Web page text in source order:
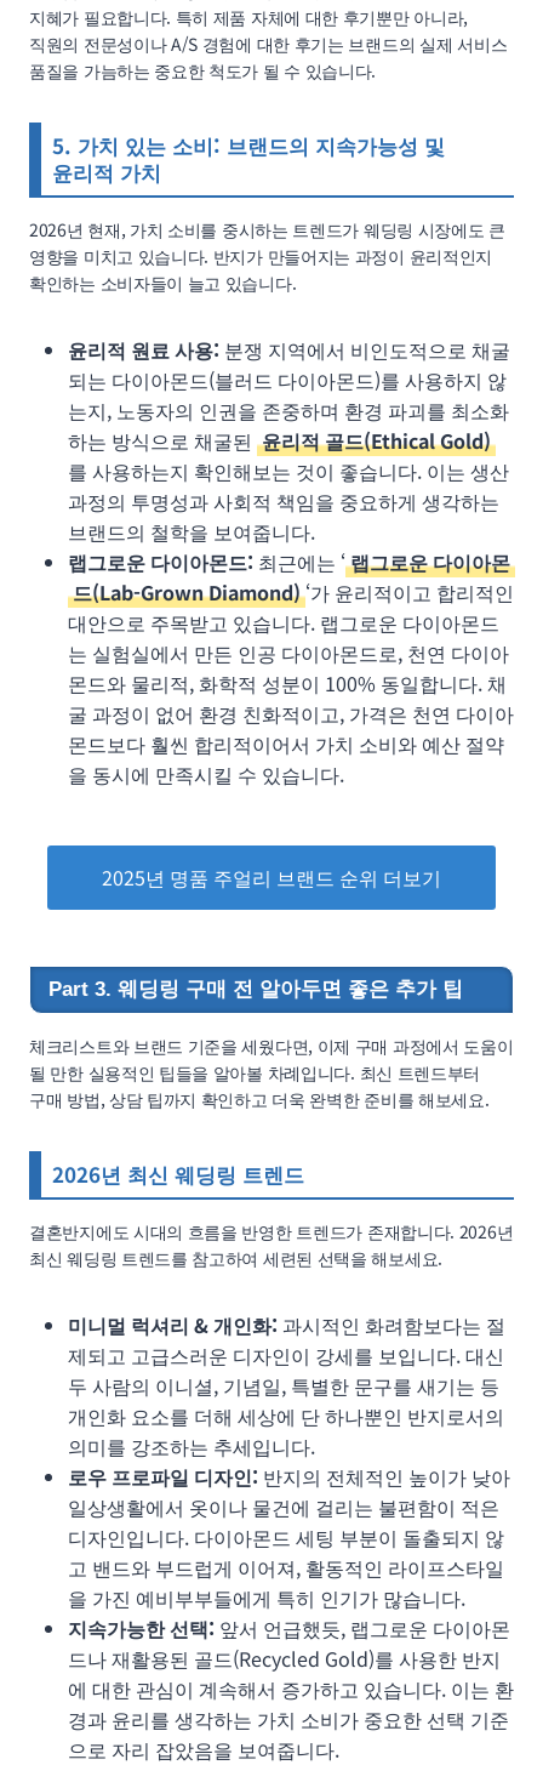
지혜가 필요합니다. 특히 제품 자체에 대한 후기뿐만 아니라,
직원의 전문성이나 A/S 경험에 대한 후기는 브랜드의 실제 서비스
품질을 가늠하는 중요한 척도가 될 수 있습니다.
5. 가치 있는 소비: 브랜드의 지속가능성 및
윤리적 가치
2026년 현재, 가치 소비를 중시하는 트렌드가 웨딩링 시장에도 큰
영향을 미치고 있습니다. 반지가 만들어지는 과정이 윤리적인지
확인하는 소비자들이 늘고 있습니다.
윤리적 원료 사용: 분쟁 지역에서 비인도적으로 채굴
되는 다이아몬드(블러드 다이아몬드)를 사용하지 않
는지, 노동자의 인권을 존중하며 환경 파괴를 최소화
하는 방식으로 채굴된 윤리적 골드(Ethical Gold)
를 사용하는지 확인해보는 것이 좋습니다. 이는 생산
과정의 투명성과 사회적 책임을 중요하게 생각하는
브랜드의 철학을 보여줍니다.
랩그로운 다이아몬드: 최근에는 ‘랩그로운 다이아몬
드(Lab-Grown Diamond) ‘가 윤리적이고 합리적인
대안으로 주목받고 있습니다. 랩그로운 다이아몬드
는 실험실에서 만든 인공 다이아몬드로, 천연 다이아
몬드와 물리적, 화학적 성분이 100% 동일합니다. 채
굴 과정이 없어 환경 친화적이고, 가격은 천연 다이아
몬드보다 훨씬 합리적이어서 가치 소비와 예산 절약
을 동시에 만족시킬 수 있습니다.
2025년 명품 주얼리 브랜드 순위 더보기
Part 3. 웨딩링 구매 전 알아두면 좋은 추가 팁
체크리스트와 브랜드 기준을 세웠다면, 이제 구매 과정에서 도움이
될 만한 실용적인 팁들을 알아볼 차례입니다. 최신 트렌드부터
구매 방법, 상담 팁까지 확인하고 더욱 완벽한 준비를 해보세요.
2026년 최신 웨딩링 트렌드
결혼반지에도 시대의 흐름을 반영한 트렌드가 존재합니다. 2026년
최신 웨딩링 트렌드를 참고하여 세련된 선택을 해보세요.
미니멀 럭셔리 & 개인화: 과시적인 화려함보다는 절
제되고 고급스러운 디자인이 강세를 보입니다. 대신
두 사람의 이니셜, 기념일, 특별한 문구를 새기는 등
개인화 요소를 더해 세상에 단 하나뿐인 반지로서의
의미를 강조하는 추세입니다.
로우 프로파일 디자인: 반지의 전체적인 높이가 낮아
일상생활에서 옷이나 물건에 걸리는 불편함이 적은
디자인입니다. 다이아몬드 세팅 부분이 돌출되지 않
고 밴드와 부드럽게 이어져, 활동적인 라이프스타일
을 가진 예비부부들에게 특히 인기가 많습니다.
지속가능한 선택: 앞서 언급했듯, 랩그로운 다이아몬
드나 재활용된 골드(Recycled Gold)를 사용한 반지
에 대한 관심이 계속해서 증가하고 있습니다. 이는 환
경과 윤리를 생각하는 가치 소비가 중요한 선택 기준
으로 자리 잡았음을 보여줍니다.